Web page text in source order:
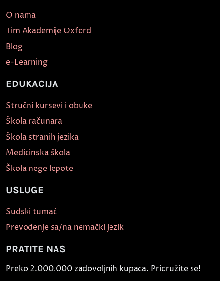
O nama
Tim Akademije Oxford
Blog
e-Learning
EDUKACIJA
Stručni kursevi i obuke
Škola računara
Škola stranih jezika
Medicinska škola
Škola nege lepote
USLUGE
Sudski tumač
Prevođenje sa/na nemački jezik
PRATITE NAS
Preko 2.000.000 zadovoljnih kupaca. Pridružite se!